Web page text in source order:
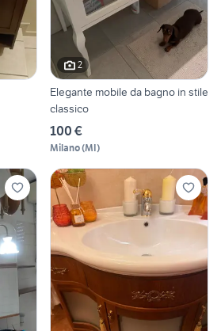
2
Elegante mobile da bagno in stile
classico
100 €
Milano(MI)